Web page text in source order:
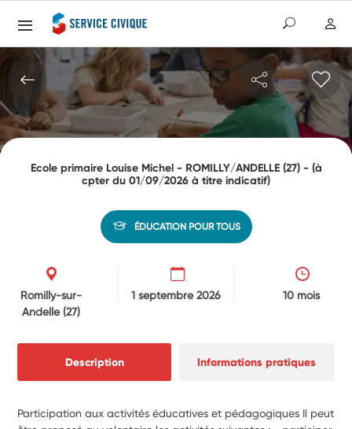
Ecole primaire Louise Michel - ROMILLY/ANDELLE (27) - (à
cpter du 01/09/2026 à titre indicatif)
ÉDUCATION POUR TOUS
Romilly-sur-
Andelle(27)
1 septembre 2026 10 mois
Description Informations pratiques
Participation aux activités éducatives et pédagogiques Il peut